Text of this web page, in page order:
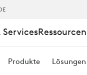
Ressourcen
Produkte Lösungen